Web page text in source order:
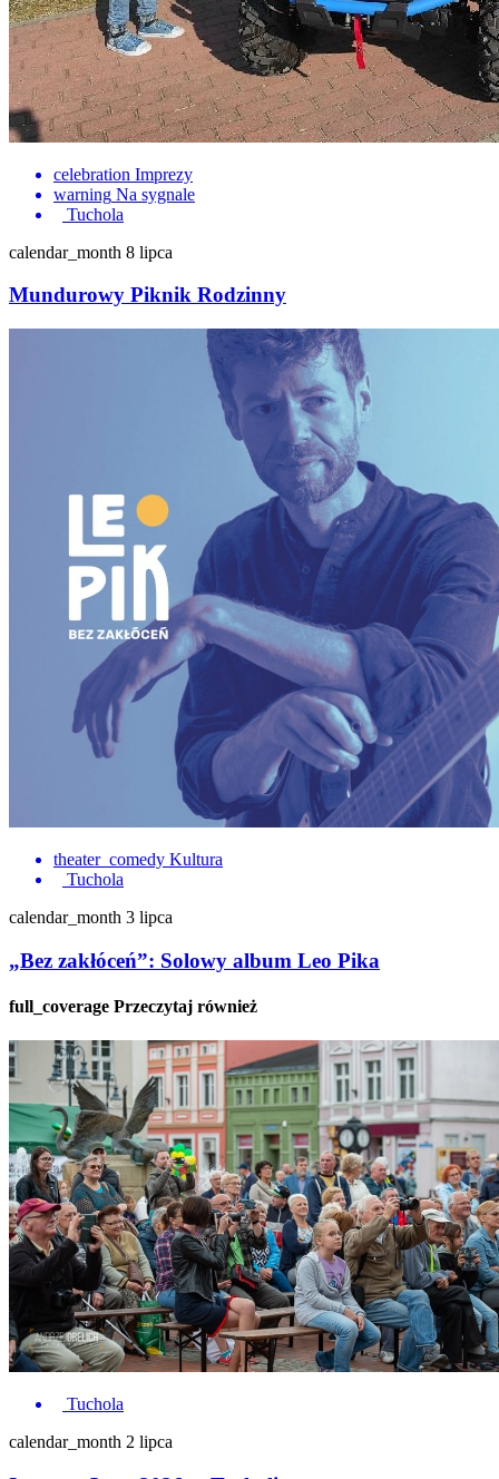
celebration Imprezy
warning Na sygnale
Tuchola
calendar_month 8 lipca
Mundurowy Piknik Rodzinny
theater_comedy Kultura
Tuchola
calendar_month 3 lipca
„Bez zakłóceń”: Solowy album Leo Pika
full_coverage Przeczytaj również
Tuchola
calendar_month 2 lipca